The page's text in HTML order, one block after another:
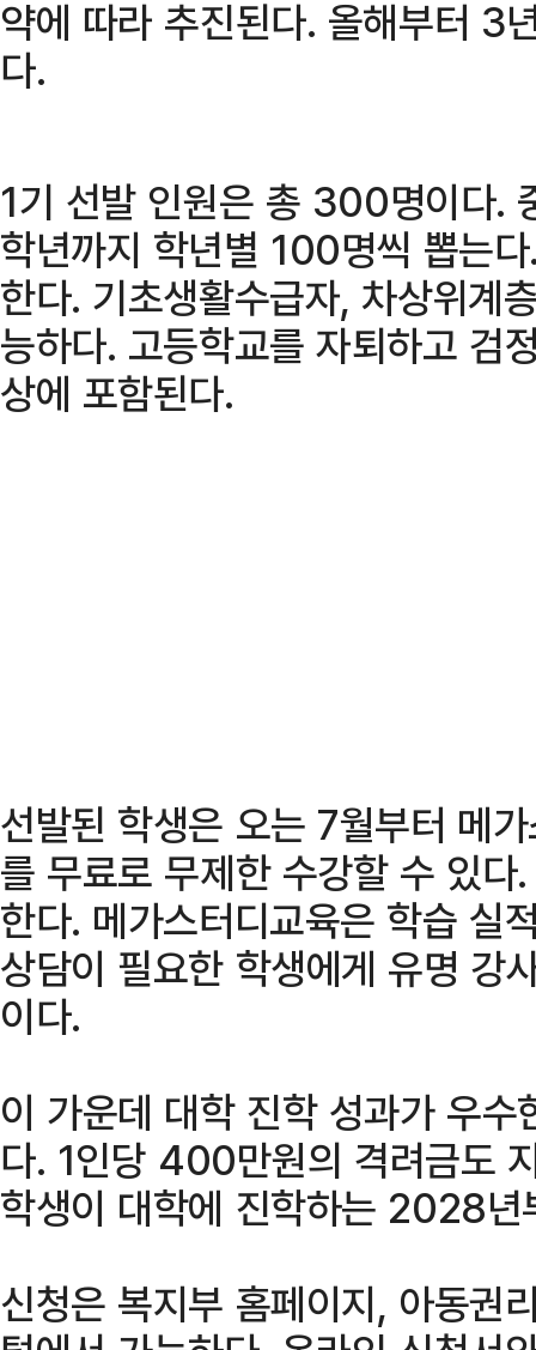
약에 따라 추진된다. 올해부터 3
다.
1기 선발 인원은 총 300명이다.
학년까지 학년별 100명씩 뽑는
한다. 기초생활수급자, 차상위계
능하다. 고등학교를 자퇴하고 검
상에 포함된다.
선발된 학생은 오는 7월부터 메
를 무료로 무제한 수강할 수 있
한다. 메가스터디교육은 학습 실
상담이 필요한 학생에게 유명 강
이다.
이 가운데 대학 진학 성과가 우
다. 1인당 400만원의 격려금도
학생이 대학에 진학하는 2028년
신청은 복지부 홈페이지, 아동권